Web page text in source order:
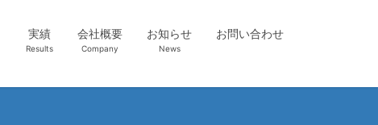
実績
Results
会社概要
Company
お知らせ
News
お問い合わせ